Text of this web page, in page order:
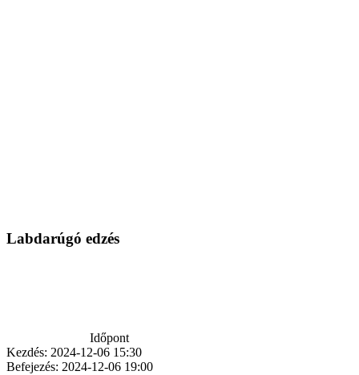
Labdarúgó edzés
Időpont
Kezdés: 2024-12-06 15:30
Befejezés: 2024-12-06 19:00